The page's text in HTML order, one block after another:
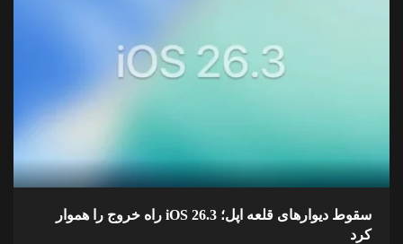
سقوط دیوارهای قلعه اپل؛ iOS 26.3 راه خروج را هموار
کرد